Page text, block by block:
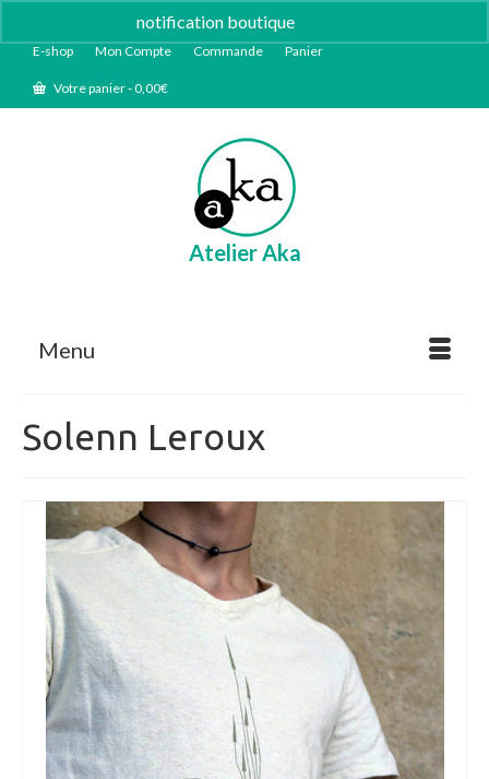
notification boutique
E-shop Mon Compte Commande Panier
Votre panier-0,00€
Atelier Aka
Menu
Solenn Leroux